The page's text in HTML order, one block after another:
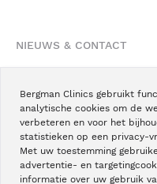
Bergman Clinics gebruikt
analytische cookies om de
verbeteren en voor het
statistieken op een privacy-
Met uw toestemming
advertentie- en
informatie over uw gebruik
NIEUWS & CONTACT
Blogs
Podcast
Pressroom
Instagram
Facebook